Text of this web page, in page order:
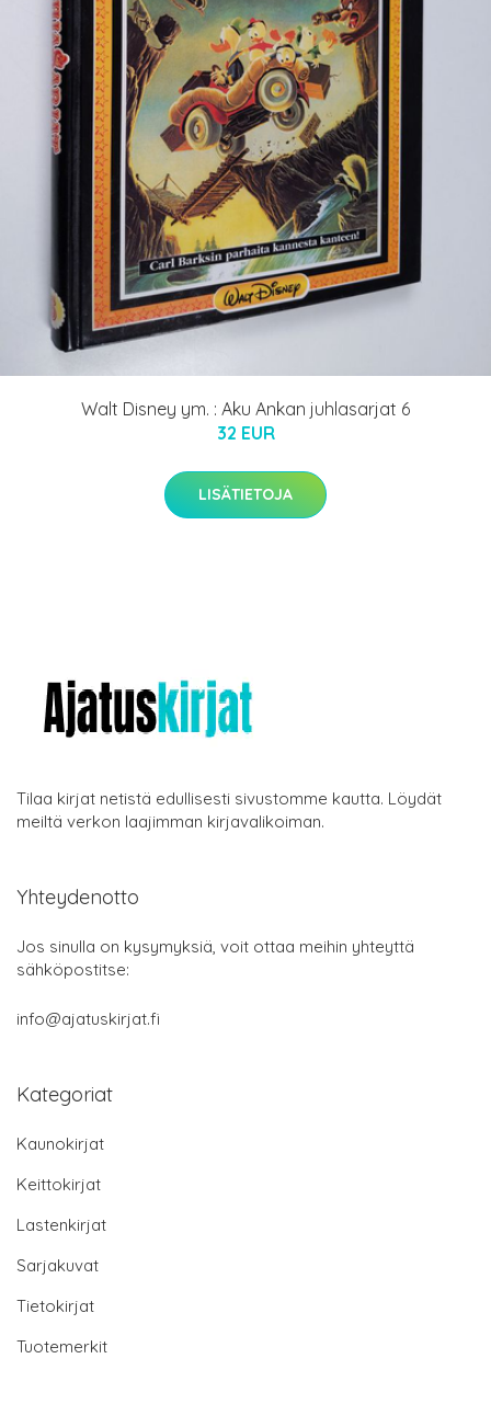
Walt Disney ym. : Aku Ankan juhlasarjat 6
32 EUR
LISÄTIETOJA
Tilaa kirjat netistä edullisesti sivustomme kautta. Löydät
meiltä verkon laajimman kirjavalikoiman.
Yhteydenotto
Jos sinulla on kysymyksiä, voit ottaa meihin yhteyttä
sähköpostitse:
info@ajatuskirjat.fi
Kategoriat
Kaunokirjat
Keittokirjat
Lastenkirjat
Sarjakuvat
Tietokirjat
Tuotemerkit